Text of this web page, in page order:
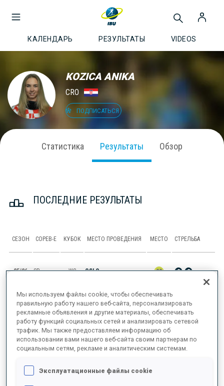
КАЛЕНДАРЬ РЕЗУЛЬТАТЫ VIDEOS
KOZICA ANIKA
CRO
ПОДПИСАТЬСЯ
Статистика Результаты Обзор
ПОСЛЕДНИЕ РЕЗУЛЬТАТЫ
СЕЗОН СОРЕВ-Е КУБОК МЕСТО ПРОВЕДЕНИЯ МЕСТО СТРЕЛЬБА
25/26 SP WC OSLO 88 0 2
25/26 SR WC OTEPAA 24
25/26 SP WC OTEPAA 87 0 2
0
25/26 IN OWG ANTHOLZ
Мы используем файлы cookie, чтобы обеспечивать
правильную работу нашего веб-сайта, персонализировать
рекламные объявления и другие материалы, обеспечивать
работу функций социальных сетей и анализировать сетевой
трафик. Мы также предоставляем информацию об
использовании вами нашего веб-сайта своим партнерам по
социальным сетям, рекламе и аналитическим системам.
Эксплуатационные файлы cookie